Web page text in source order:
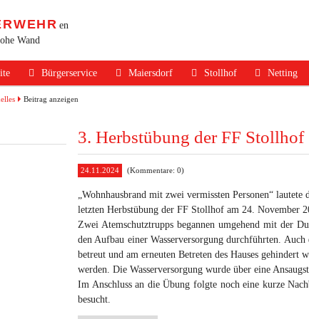
en
Wand
Bürgerservice
Alarmierung / Notruf
Sicherheits Tipps
Verkehrsunfälle
Erste Hilfe
Rechtliches
Maiersdorf
Ausrüstung
Termine
Geschichte
Kontakt
Stollhof
Termine
Geschichte
Kontakt
Netting
Kontakt
Beitrag anzeigen
3. Herbstübung der FF Stollhof
24.11.2024 (Kommentare: 0)
„Wohnhausbrand mit zwei vermissten Personen“
letzten Herbstübung der FF Stollhof am 24. November
Zwei Atemschutztrupps begannen umgehend mit der
den Aufbau einer Wasserversorgung durchführten.
betreut und am erneuten Betreten des Hauses
werden. Die Wasserversorgung wurde über eine
Im Anschluss an die Übung folgte noch eine kurze
besucht.